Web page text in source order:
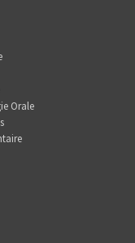
Orale